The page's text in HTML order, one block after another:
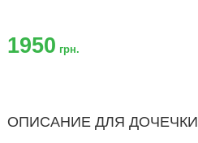
1950 грн.
ОПИСАНИЕ ДЛЯ ДОЧЕЧКИ